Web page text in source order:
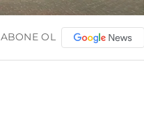
ABONE OL